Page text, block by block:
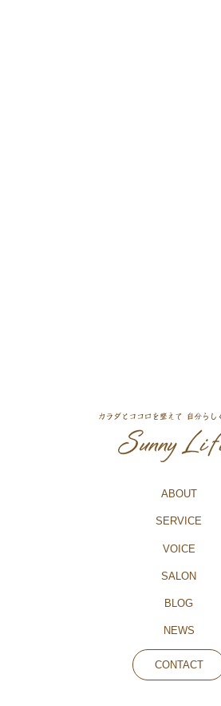
ABOUT
SERVICE
VOICE
SALON
BLOG
NEWS
CONTACT